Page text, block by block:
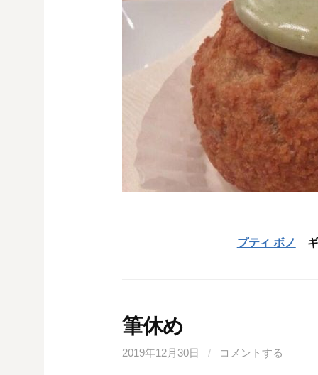
プティ ボノ ギ
筆休め
2019年12月30日 / コメントする